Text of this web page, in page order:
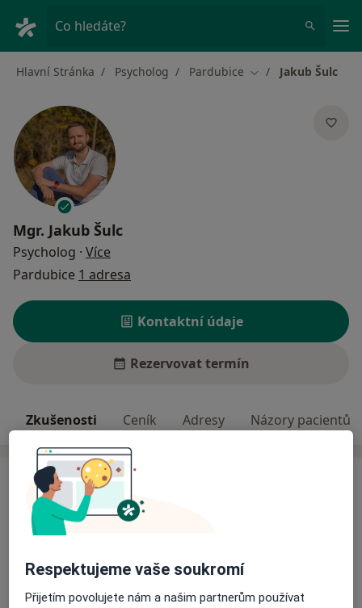
Co hledáte?
Hlavní Stránka Psycholog Pardubice Změna města
Jakub Šulc
Mgr. Jakub Šulc
Psycholog · Více
Pardubice 1 adresa
Kontaktní údaje
Rezervovat termín
Zkušenosti Ceník Adresy Názory pacientů
Zkušenosti
Nabízím psychologické poradenství a terapii pro
dospělé. Více informací naleznete na mém webu
Poradenská psychologie
Psychoterapie
Respektujeme vaše soukromí
Přijetím povolujete nám a našim partnerům používat